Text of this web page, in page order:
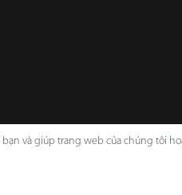
và giúp trang web của chúng tôi